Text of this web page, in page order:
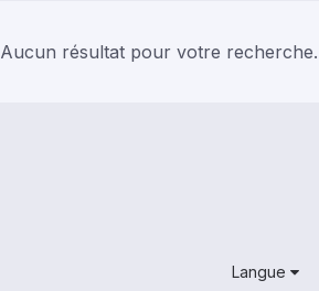
Aucun résultat pour votre
Langue